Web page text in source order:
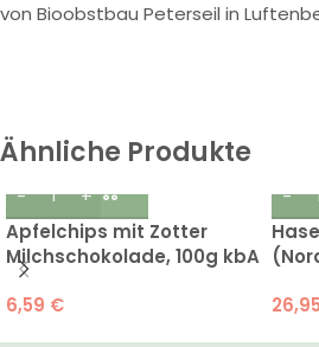
von Bioobstbau Peterseil in
Ähnliche Produkte
Apfelchips mit Zotter
Milchschokolade, 100g kbA
6,59 €
26,95